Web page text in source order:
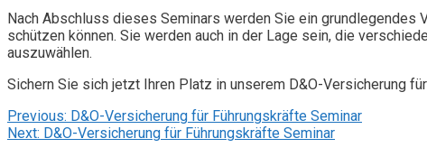
Nach Abschluss dieses Seminars werden Sie ein grundlegendes
schützen können. Sie werden auch in der Lage sein, die
auszuwählen.
Sichern Sie sich jetzt Ihren Platz in unserem D&O-Versicherung
Beitragsnavigation
Previous: D&O-Versicherung für Führungskräfte Seminar
Next: D&O-Versicherung für Führungskräfte Seminar